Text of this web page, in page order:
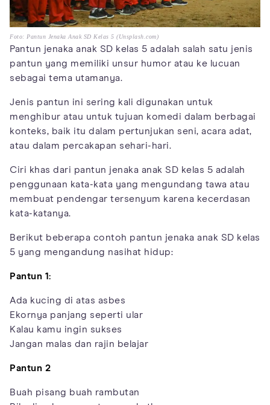
Foto: Pantun Jenaka Anak SD Kelas 5 (Unsplash.com)
Pantun jenaka anak SD kelas 5 adalah salah satu jenis
pantun yang memiliki unsur humor atau ke lucuan
sebagai tema utamanya.
Jenis pantun ini sering kali digunakan untuk
menghibur atau untuk tujuan komedi dalam berbagai
konteks, baik itu dalam pertunjukan seni, acara adat,
atau dalam percakapan sehari-hari.
Ciri khas dari pantun jenaka anak SD kelas 5 adalah
penggunaan kata-kata yang mengundang tawa atau
membuat pendengar tersenyum karena kecerdasan
kata-katanya.
Berikut beberapa contoh pantun jenaka anak SD kelas
5 yang mengandung nasihat hidup:
Pantun 1:
Ada kucing di atas asbes
Ekornya panjang seperti ular
Kalau kamu ingin sukses
Jangan malas dan rajin belajar
Pantun 2
Buah pisang buah rambutan